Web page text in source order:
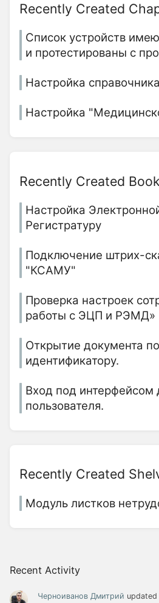
Recent Activity
Черноиванов Дмитрий updated
Recently Created
Список устройств
и протестированы с
Настройка
Настройка
Recently Created
Настройка
Регистратуру
Подключение штрих-
"КСАМУ"
Проверка настроек
работы с ЭЦП и РЭМД»
Открытие документа по
идентификатору.
Вход под интерфейсом
пользователя.
Recently Created
Модуль листков